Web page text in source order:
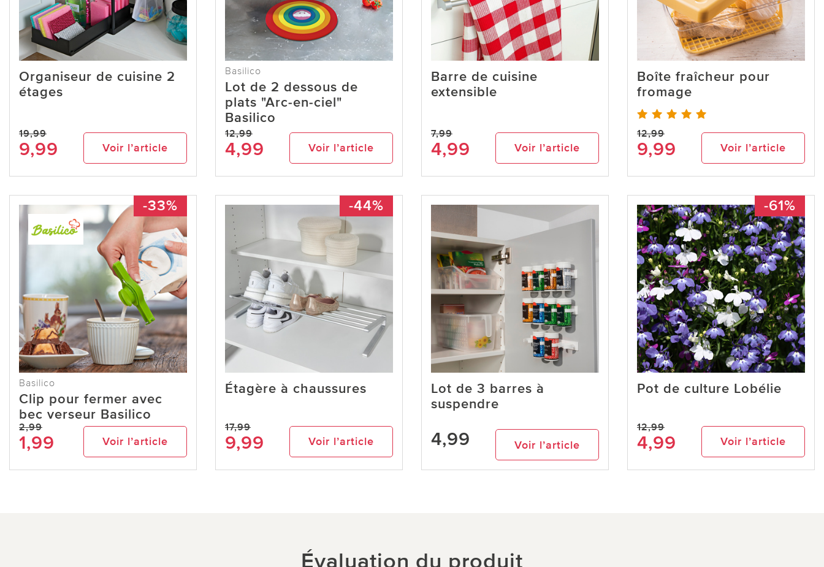
Organiseur de cuisine 2
étages
19,99
9,99 Voir l’article
Basilico
Lot de 2 dessous de
plats "Arc-en-ciel"
Basilico
12,99
4,99 Voir l’article
Barre de cuisine
extensible
7,99
4,99 Voir l’article
Boîte fraîcheur pour
fromage
12,99
9,99 Voir l’article
-33%
Basilico
Clip pour fermer avec
bec verseur Basilico
2,99
1,99 Voir l’article
-44%
Étagère à chaussures
17,99
9,99 Voir l’article
Lot de 3 barres à
suspendre
4,99 Voir l’article
-61%
Pot de culture Lobélie
12,99
4,99 Voir l’article
Évaluation du produit